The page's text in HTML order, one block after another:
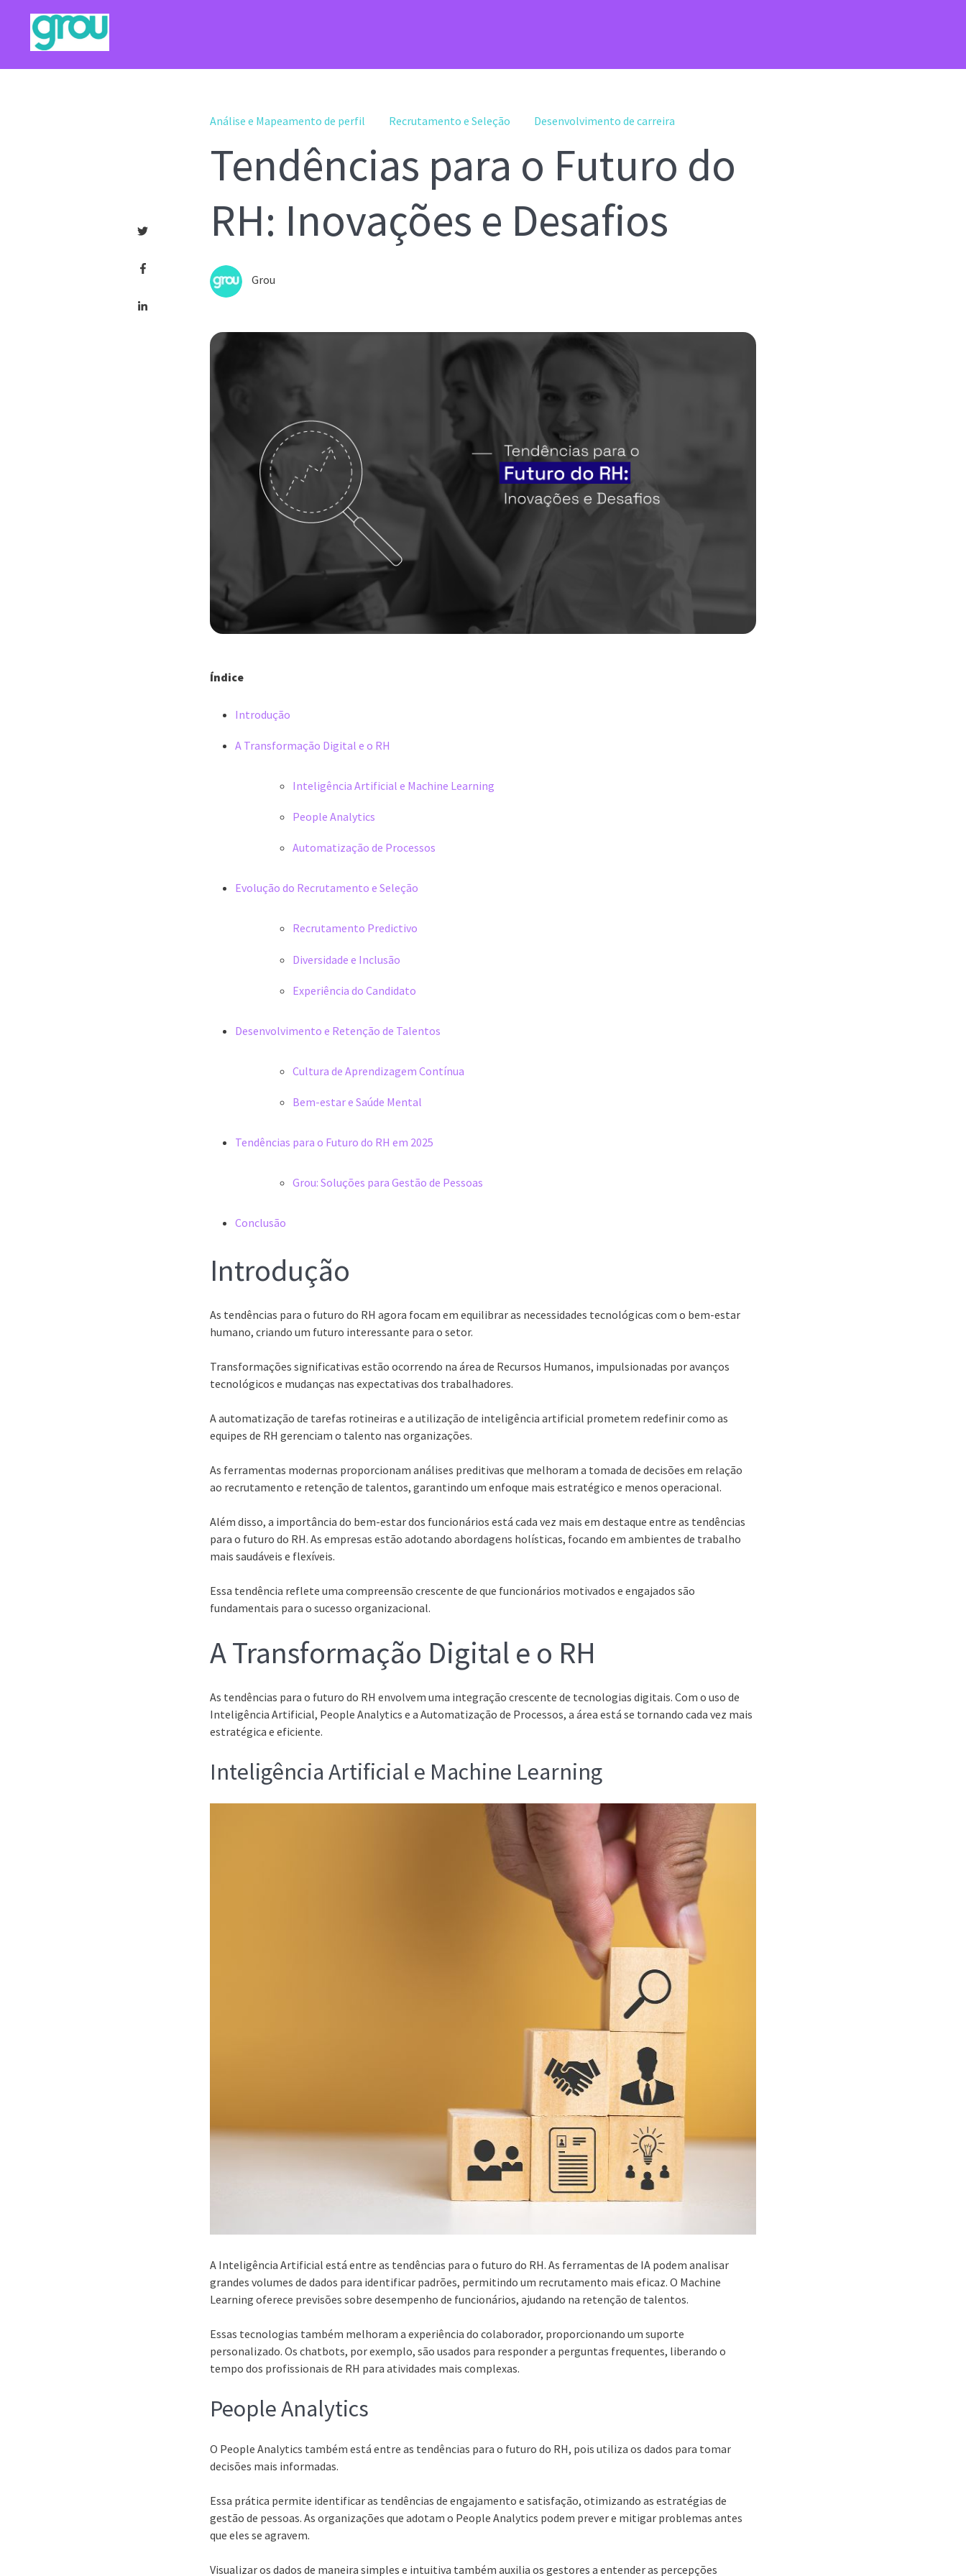
Análise e Mapeamento de perfil Recrutamento e Seleção Desenvolvimento de carreira
Tendências para o Futuro do
RH: Inovações e Desafios
Grou
Índice
Introdução
A Transformação Digital e o RH
Inteligência Artificial e Machine Learning
People Analytics
Automatização de Processos
Evolução do Recrutamento e Seleção
Recrutamento Predictivo
Diversidade e Inclusão
Experiência do Candidato
Desenvolvimento e Retenção de Talentos
Cultura de Aprendizagem Contínua
Bem-estar e Saúde Mental
Tendências para o Futuro do RH em 2025
Grou: Soluções para Gestão de Pessoas
Conclusão
Introdução
As tendências para o futuro do RH agora focam em equilibrar as necessidades tecnológicas com o bem-estar
humano, criando um futuro interessante para o setor.
Transformações significativas estão ocorrendo na área de Recursos Humanos, impulsionadas por avanços
tecnológicos e mudanças nas expectativas dos trabalhadores.
A automatização de tarefas rotineiras e a utilização de inteligência artificial prometem redefinir como as
equipes de RH gerenciam o talento nas organizações.
As ferramentas modernas proporcionam análises preditivas que melhoram a tomada de decisões em relação
ao recrutamento e retenção de talentos, garantindo um enfoque mais estratégico e menos operacional.
Além disso, a importância do bem-estar dos funcionários está cada vez mais em destaque entre as tendências
para o futuro do RH. As empresas estão adotando abordagens holísticas, focando em ambientes de trabalho
mais saudáveis e flexíveis.
Essa tendência reflete uma compreensão crescente de que funcionários motivados e engajados são
fundamentais para o sucesso organizacional.
A Transformação Digital e o RH
As tendências para o futuro do RH envolvem uma integração crescente de tecnologias digitais. Com o uso de
Inteligência Artificial, People Analytics e a Automatização de Processos, a área está se tornando cada vez mais
estratégica e eficiente.
Inteligência Artificial e Machine Learning
A Inteligência Artificial está entre as tendências para o futuro do RH. As ferramentas de IA podem analisar
grandes volumes de dados para identificar padrões, permitindo um recrutamento mais eficaz. O Machine
Learning oferece previsões sobre desempenho de funcionários, ajudando na retenção de talentos.
Essas tecnologias também melhoram a experiência do colaborador, proporcionando um suporte
personalizado. Os chatbots, por exemplo, são usados para responder a perguntas frequentes, liberando o
tempo dos profissionais de RH para atividades mais complexas.
People Analytics
O People Analytics também está entre as tendências para o futuro do RH, pois utiliza os dados para tomar
decisões mais informadas.
Essa prática permite identificar as tendências de engajamento e satisfação, otimizando as estratégias de
gestão de pessoas. As organizações que adotam o People Analytics podem prever e mitigar problemas antes
que eles se agravem.
Visualizar os dados de maneira simples e intuitiva também auxilia os gestores a entender as percepções